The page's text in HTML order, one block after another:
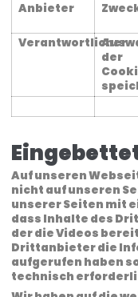
Anbieter
Verantwortlicher
der
Auf unseren
nicht auf unseren
unserer Seiten mit
dass Inhalte des
der die Videos
Drittanbieter die
aufgerufen haben
technisch